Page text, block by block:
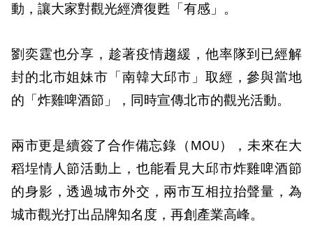
動，讓大家對觀光經濟復甦「有感」。
劉奕霆也分享，趁著疫情趨緩，他率隊到已經解
封的北市姐妹市「南韓大邱市」取經，參與當地
的「炸雞啤酒節」，同時宣傳北市的觀光活動。
兩市更是續簽了合作備忘錄（MOU），未來在大
稻埕情人節活動上，也能看見大邱市炸雞啤酒節
的身影，透過城市外交，兩市互相拉抬聲量，為
城市觀光打出品牌知名度，再創產業高峰。